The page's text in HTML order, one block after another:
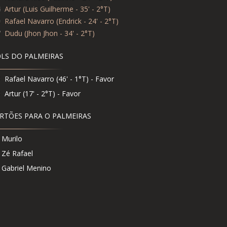
Artur (Luis Guilherme - 35' - 2°T)
Rafael Navarro (Endrick - 24' - 2°T)
Dudu (Jhon Jhon - 34' - 2°T)
DO PALMEIRAS
Rafael Navarro (46' - 1°T) - Favor
Artur (17' - 2°T) - Favor
PARA O PALMEIRAS
Murilo
Zé Rafael
Gabriel Menino